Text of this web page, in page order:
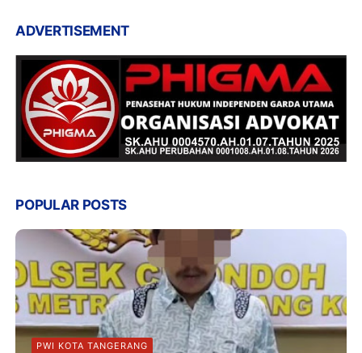
ADVERTISEMENT
POPULAR POSTS
PWI KOTA TANGERANG